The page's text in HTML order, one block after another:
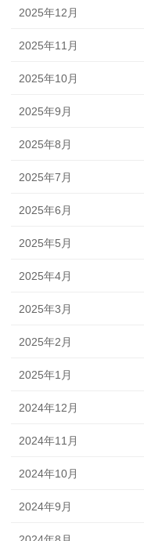
2025年12月
2025年11月
2025年10月
2025年9月
2025年8月
2025年7月
2025年6月
2025年5月
2025年4月
2025年3月
2025年2月
2025年1月
2024年12月
2024年11月
2024年10月
2024年9月